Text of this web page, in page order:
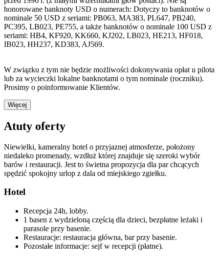
honorowane banknoty USD o numerach: Dotyczy to banknotów o
nominale 50 USD z seriami: PB063, MA383, PL647, PB240,
PC395, LB023, PE755, a także banknotów o nominale 100 USD z
seriami: HB4, KF920, KK660, KJ202, LB023, HE213, HF018,
IB023, HH237, KD383, AJ569.
W związku z tym nie będzie możliwości dokonywania opłat u pilota
lub za wycieczki lokalne banknotami o tym nominale (roczniku).
Prosimy o poinformowanie Klientów.
Więcej
Atuty oferty
Niewielki, kameralny hotel o przyjaznej atmosferze, położony
niedaleko promenady, wzdłuż której znajduje się szeroki wybór
barów i restauracji. Jest to świetna propozycja dla par chcących
spędzić spokojny urlop z dala od miejskiego zgiełku.
Hotel
Recepcja 24h, lobby.
1 basen z wydzieloną częścią dla dzieci, bezpłatne leżaki i
parasole przy basenie.
Restauracje: restauracja główna, bar przy basenie.
Pozostałe informacje: sejf w recepcji (płatne).